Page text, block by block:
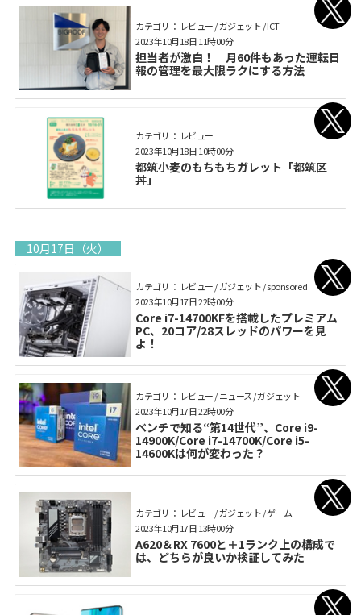
カテゴリ： レビュー / ガジェット / ICT
担当者が激白！ 月60件もあった運転日
報の管理を最大限ラクにする方法
2023年10月18日 11時00分
カテゴリ： レビュー
都筑小麦のもちもちガレット「都筑区
丼」
2023年10月18日 10時00分
10月17日（火）
カテゴリ： レビュー / ガジェット / sponsored
Core i7-14700KFを搭載したプレミアム
PC、20コア/28スレッドのパワーを見
よ！
2023年10月17日 22時00分
カテゴリ： レビュー / ニュース / ガジェット
ベンチで知る“第14世代”、Core i9-
14900K/Core i7-14700K/Core i5-
14600Kは何が変わった？
2023年10月17日 22時00分
カテゴリ： レビュー / ガジェット / ゲーム
A620＆RX 7600と＋1ランク上の構成で
は、どちらが良いか検証してみた
2023年10月17日 13時00分